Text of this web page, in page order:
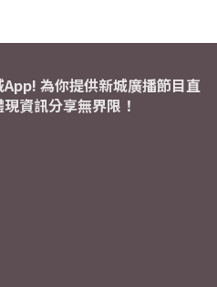
為你提供新城廣播節目直
資訊分享無界限！